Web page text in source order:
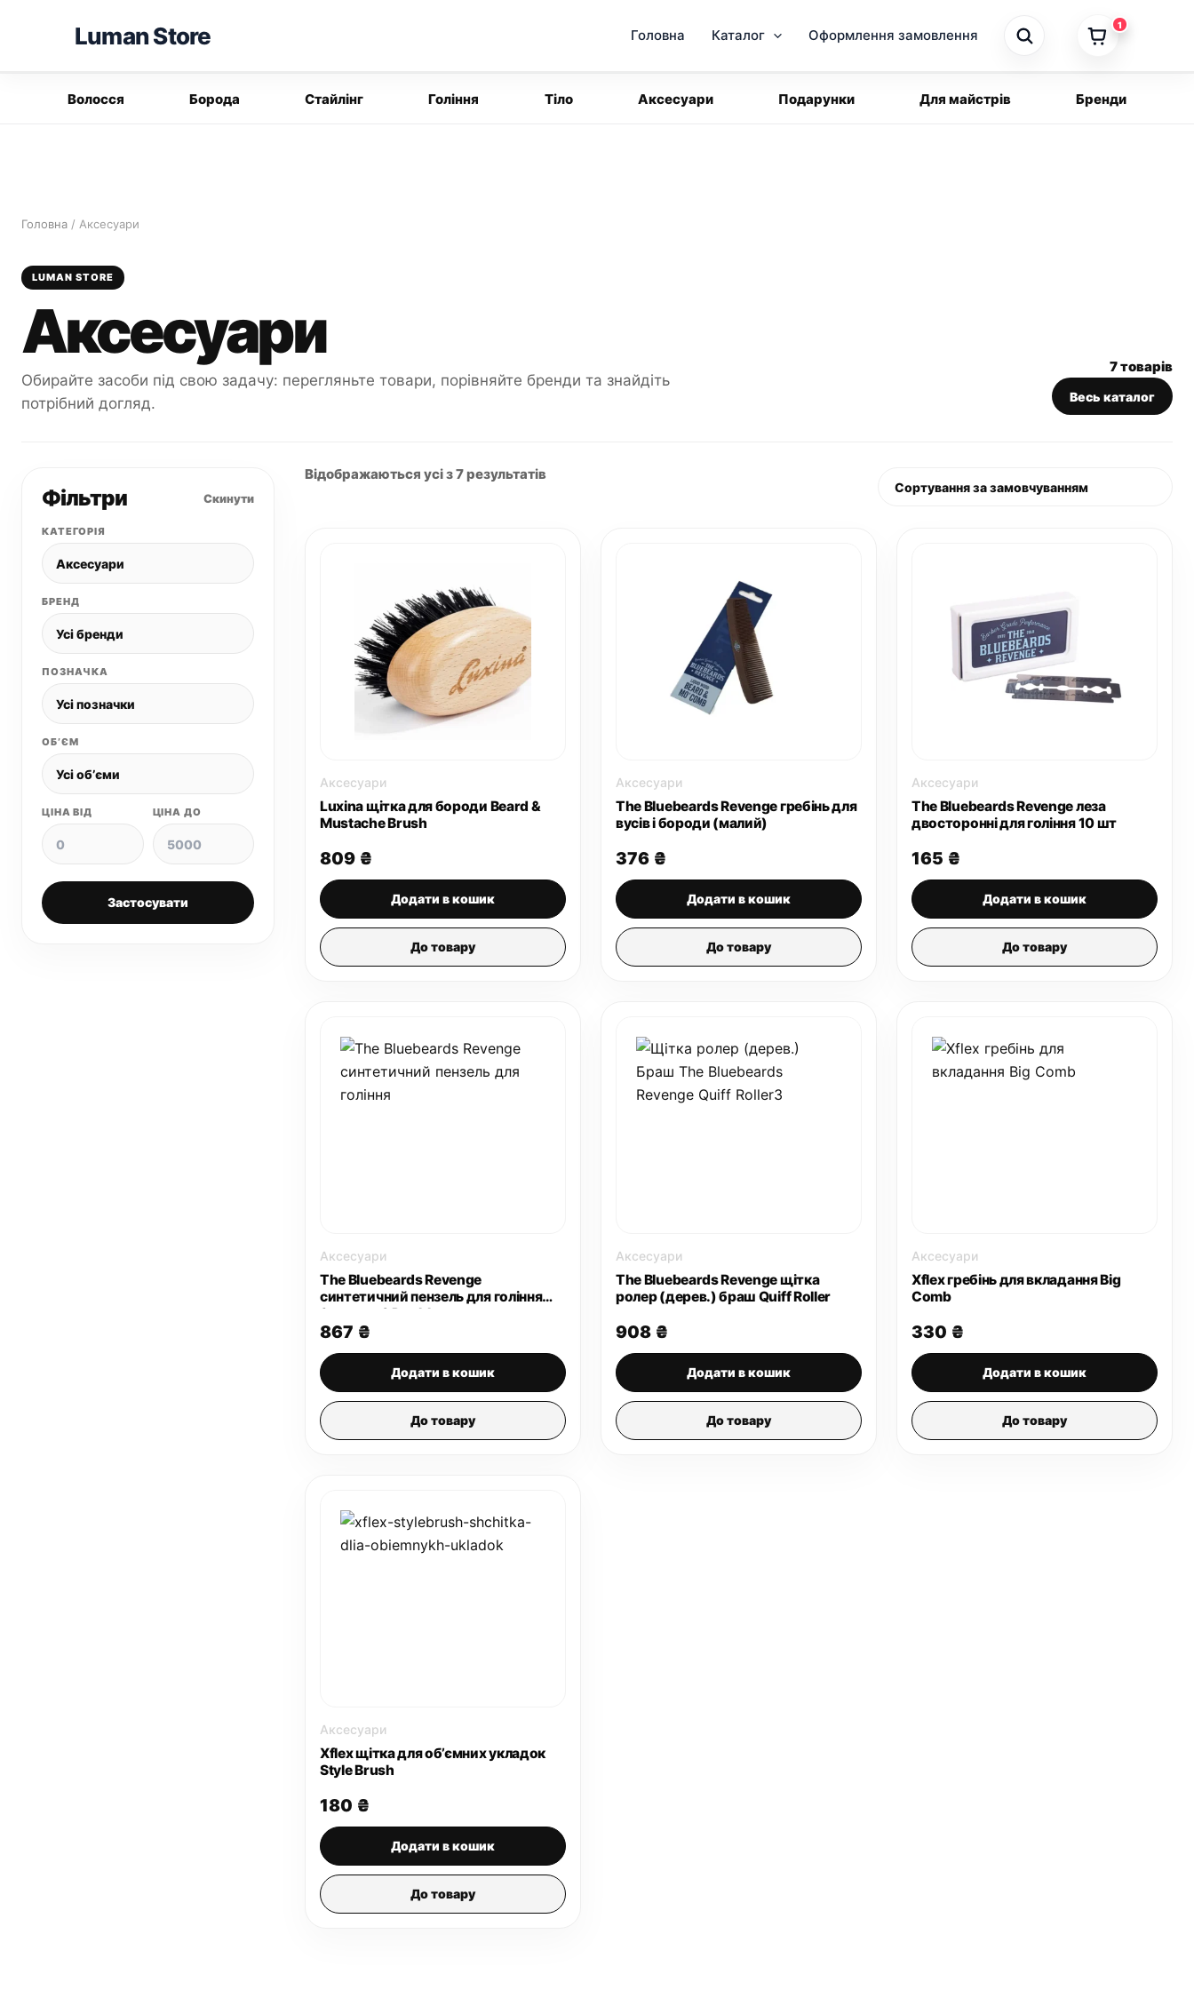
Luman Store Головна Каталог Оформлення замовлення
Волосся Борода Стайлінг Гоління Тіло Аксесуари Подарунки Для майстрів Бренди
Головна / Аксесуари
LUMAN STORE
Аксесуари
Обирайте засоби під свою задачу: перегляньте товари, порівняйте бренди та знайдіть
потрібний догляд.
7 товарів
Весь каталог
Фільтри Скинути
КАТЕГОРІЯ
БРЕНД
ПОЗНАЧКА
ОБʼЄМ
ЦІНА ВІД ЦІНА ДО
Застосувати
Відображаються усі з 7 результатів
Аксесуари
Luxina щітка для бороди Beard &
Mustache Brush
809 ₴
Додати в кошик
До товару
Аксесуари
The Bluebeards Revenge гребінь для
вусів і бороди (малий)
376 ₴
Додати в кошик
До товару
Аксесуари
The Bluebeards Revenge леза
двосторонні для гоління 10 шт
165 ₴
Додати в кошик
До товару
Аксесуари
The Bluebeards Revenge
синтетичний пензель для гоління
(помазок) Doubloon
867 ₴
Додати в кошик
До товару
Аксесуари
The Bluebeards Revenge щітка
ролер (дерев.) браш Quiff Roller
908 ₴
Додати в кошик
До товару
Аксесуари
Xflex гребінь для вкладання Big
Comb
330 ₴
Додати в кошик
До товару
Аксесуари
Xflex щітка для об’ємних укладок
Style Brush
180 ₴
Додати в кошик
До товару
1